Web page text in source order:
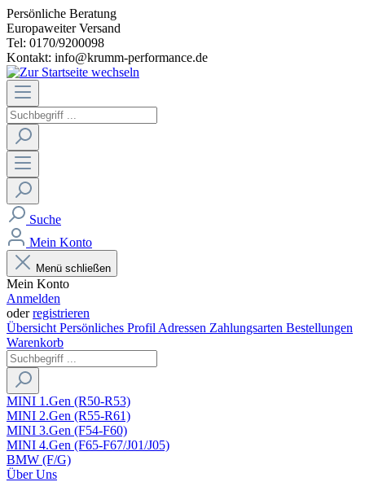
Persönliche Beratung
Europaweiter Versand
Tel: 0170/9200098
Kontakt: info@krumm-performance.de
Suche
Mein Konto
Menü schließen
Mein Konto
Anmelden
oderregistrieren
Übersicht Persönliches Profil Adressen Zahlungsarten Bestellungen
Warenkorb
MINI 1.Gen (R50-R53)
MINI 2.Gen (R55-R61)
MINI 3.Gen (F54-F60)
MINI 4.Gen (F65-F67/J01/J05)
BMW (F/G)
Über Uns